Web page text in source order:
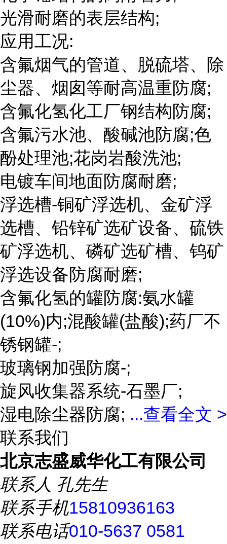
光滑耐磨的表层结构;
应用工况:
含氟烟气的管道、脱硫塔、除
尘器、烟囱等耐高温重防腐;
含氟化氢化工厂钢结构防腐;
含氟污水池、酸碱池防腐;色
酚处理池;花岗岩酸洗池;
电镀车间地面防腐耐磨;
浮选槽-铜矿浮选机、金矿浮
选槽、铅锌矿选矿设备、硫铁
矿浮选机、磷矿选矿槽、钨矿
浮选设备防腐耐磨;
含氟化氢的罐防腐:氨水罐
(10%)内;混酸罐(盐酸);药厂不
锈钢罐-;
玻璃钢加强防腐-;
旋风收集器系统-石墨厂;
湿电除尘器防腐; ...查看全文 >
联系我们
北京志盛威华化工有限公司
联系人 孔先生
联系手机15810936163
联系电话010-5637 0581